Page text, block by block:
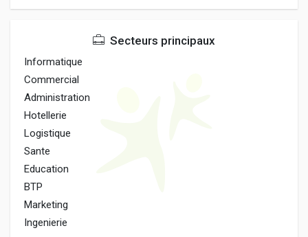
Secteurs principaux
Informatique
Commercial
Administration
Hotellerie
Logistique
Sante
Education
BTP
Marketing
Ingenierie